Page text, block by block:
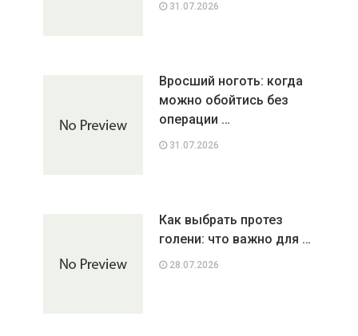
31.07.2026
Вросший ноготь: когда
можно обойтись без
операции …
31.07.2026
Как выбрать протез
голени: что важно для …
28.07.2026